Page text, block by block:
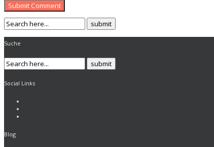
Submit Comment
Suche
Social Links
Blog